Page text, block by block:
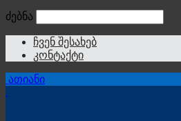
ძებნა
ჩვენ შესახებ
კონტაქტი
ათიანი